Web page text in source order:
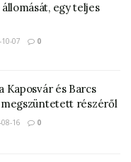
egy teljes
07 0
Kaposvár és Barcs
részéről
16 0